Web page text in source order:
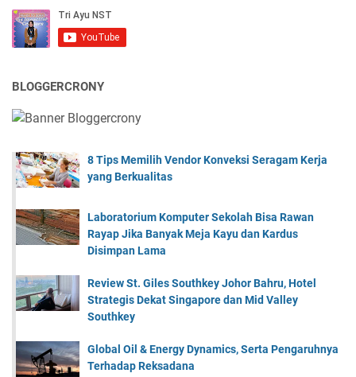
BLOGGERCRONY
8 Tips Memilih Vendor Konveksi Seragam Kerja
yang Berkualitas
Laboratorium Komputer Sekolah Bisa Rawan
Rayap Jika Banyak Meja Kayu dan Kardus
Disimpan Lama
Review St. Giles Southkey Johor Bahru, Hotel
Strategis Dekat Singapore dan Mid Valley
Southkey
Global Oil & Energy Dynamics, Serta Pengaruhnya
Terhadap Reksadana